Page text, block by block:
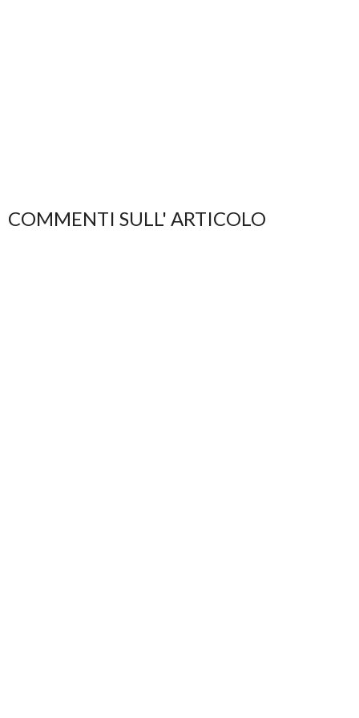
COMMENTI SULL' ARTICOLO